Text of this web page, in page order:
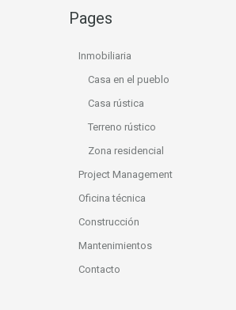
Pages
Inmobiliaria
Casa en el pueblo
Casa rústica
Terreno rústico
Zona residencial
Project Management
Oficina técnica
Construcción
Mantenimientos
Contacto